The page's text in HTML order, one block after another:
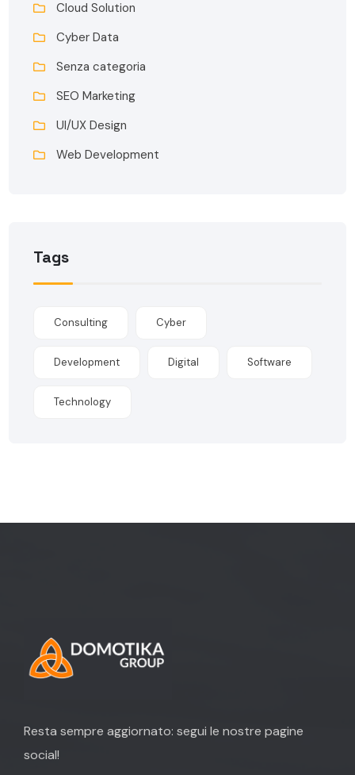
Cloud Solution
Cyber Data
Senza categoria
SEO Marketing
UI/UX Design
Web Development
Tags
Consulting Cyber
Development Digital Software
Technology
Resta sempre aggiornato: segui le nostre pagine
social!